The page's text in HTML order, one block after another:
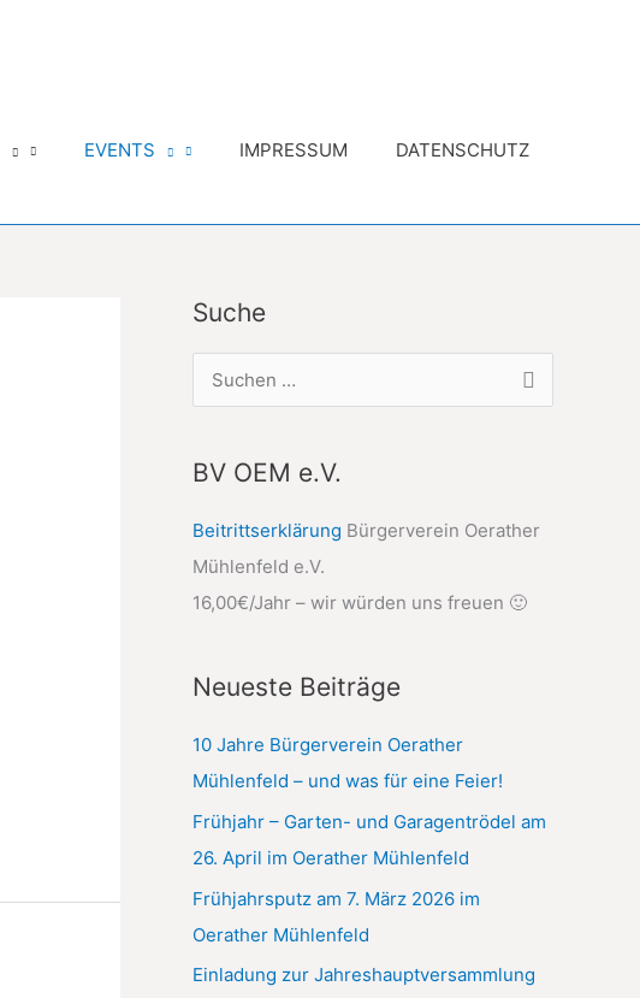
EVENTS IMPRESSUM DATENSCHUTZ
Suche
u
h
h
BV OEM e.V.
Beitrittserklärung Bürgerverein Oerather
Mühlenfeld e.V.
16,00€/Jahr – wir würden uns freuen 🙂
Neueste Beiträge
10 Jahre Bürgerverein Oerather
Mühlenfeld – und was für eine Feier!
Frühjahr – Garten- und Garagentrödel am
26. April im Oerather Mühlenfeld
Frühjahrsputz am 7. März 2026 im
Oerather Mühlenfeld
Einladung zur Jahreshauptversammlung